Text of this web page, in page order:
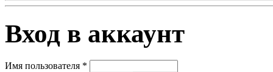
Вход в аккаунт
Имя пользователя *